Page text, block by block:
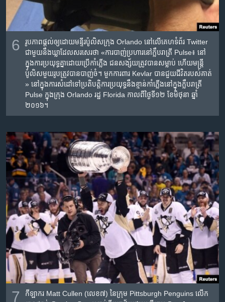
6
រូបភាព​ផ្តល់​ឲ្យ​ដោយ​មន្ទីរ​ប៉ូលិស​ក្រុង​ Orlando នៅ​លើ​គេហទំព័រ Twitter
ជាមួយ​នឹង​ឃ្លា​ដែល​សរសេរ​ថា «ការ​បាញ់​ប្រហារ​នៅ​ក្លឹបរាត្រី Pulse៖ ​នៅ​
ក្នុង​ការ​ប្រយុទ្ធគ្នា​ដោយ​ប្រើកាំភ្លើង​ ជន​សង្ស័យ​ត្រូវ​បាន​សម្លាប់ ហើយ​មន្រ្តី​
ប៉ូលិស​មួយ​រូប​ត្រូវ​បាន​បាញ់​ចំ។ មួកការពារ​ Kevlar បាន​ជួយ​ជីវិត​របស់​គាត់​
» នៅ​ក្នុង​ការ​សំដៅ​ទៅ​ប្រតិបត្តិការ​ប្រយុទ្ធ​នឹង​ខ្មាន់កាំភ្លើង​នៅ​ក្នុង​ក្លឹបរាត្រី
Pulse ក្នុង​ក្រុង​ Orlando រដ្ឋ​ Florida កាល​ពី​ថ្ងៃ​ទី១២ ខែ​មិថុនា ឆ្នាំ​
២០១៦។
7
កីឡាករ​ Matt Cullen (លេខ៧) នៃ​ក្រុម​ Pittsburgh Penguins លើក​